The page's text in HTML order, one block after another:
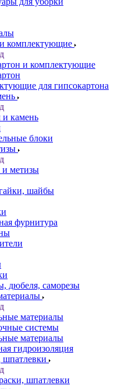
комплектующие
и комплектующие
для гипсокартона
камень
блоки
метизы
шайбы
фурнитура
дюбеля, саморезы
материалы
системы
материалы
гидроизоляция
шпатлевки
шпатлевки